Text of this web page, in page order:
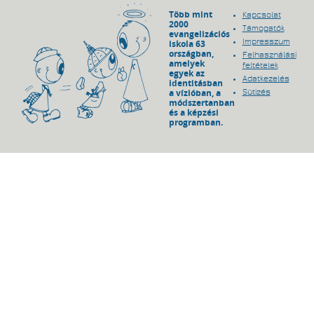
Több mint
2000
evangelizációs
iskola 63
országban,
amelyek
egyek az
identitásban
a vízióban, a
módszertanban
és a képzési
programban.
Kapcsolat
Támogatók
Impresszum
Felhasználási
feltételek
Adatkezelés
Sütizés